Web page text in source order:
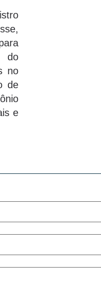
do
no
de
e